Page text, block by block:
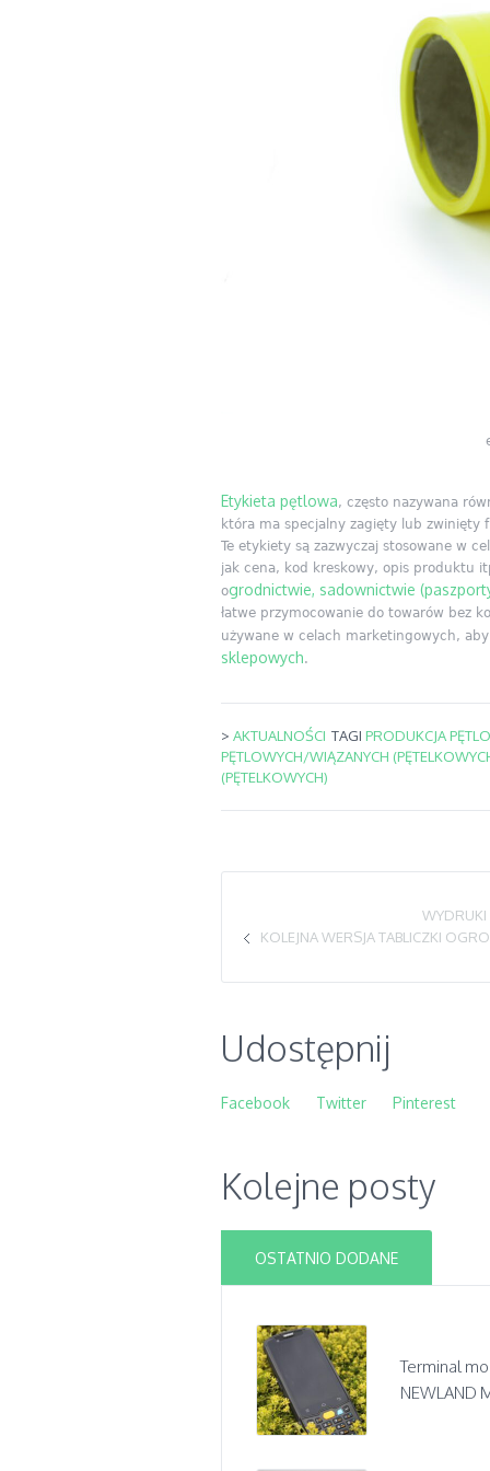
Etykieta pętlowa, często nazywana
która ma specjalny zagięty lub
Te etykiety są zazwyczaj stosowane w
jak cena, kod kreskowy, opis produktu
ogrodnictwie, sadownictwie
łatwe przymocowanie do towarów bez
używane w celach marketingowych,
sklepowych.
> AKTUALNOŚCI TAGI PRODUKCJA
PĘTLOWYCH/WIĄZANYCH
(PĘTELKOWYCH)
WYDRUKI
KOLEJNA WERSJA TABLICZKI
Udostępnij
Facebook Twitter Pinterest
Kolejne posty
OSTATNIO DODANE
Terminal
NEWLAND